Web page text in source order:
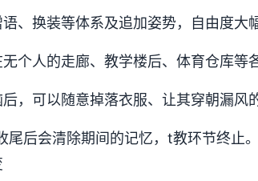
语、换装等体系及追加姿势，自由度大
无个人的走廊、教学楼后、体育仓库等
后，可以随意掉落衣服、让其穿朝漏风
尾后会清除期间的记忆，t教环节终止